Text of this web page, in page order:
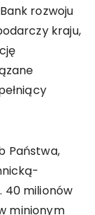
rozwoju
kraju,
Państwa,
40 milionów
minionym